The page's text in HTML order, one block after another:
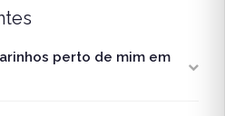
perto de mim em